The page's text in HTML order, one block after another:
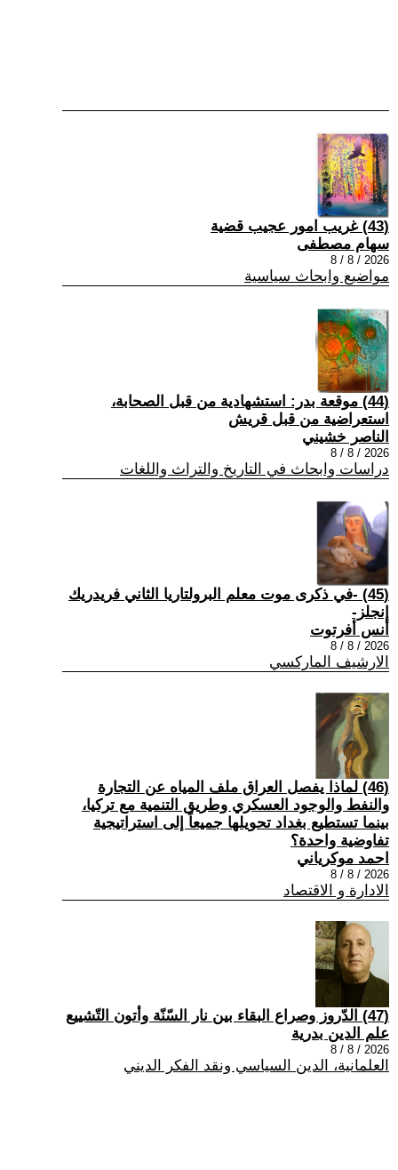
(43) غريب امور عجيب قضية
سهام مصطفى
2026 / 8 / 8
مواضيع وابحاث سياسية
(44) موقعة بدر: استشهادية من قبل الصحابة،
استعراضية من قبل قريش
الناصر خشيني
2026 / 8 / 8
دراسات وابحاث في التاريخ والتراث واللغات
(45) -في ذكرى موت معلم البرولتاريا الثاني فريدريك
إنجلز-
أنس أفرتوت
2026 / 8 / 8
الارشيف الماركسي
(46) لماذا يفصل العراق ملف المياه عن التجارة
والنفط والوجود العسكري وطريق التنمية مع تركيا،
بينما تستطيع بغداد تحويلها جميعاً إلى استراتيجية
تفاوضية واحدة؟
احمد موكرياني
2026 / 8 / 8
الادارة و الاقتصاد
(47) الدّروز وصراع البقاء بين نار السّنّة وأتون التّشييع
علم الدين بدرية
2026 / 8 / 8
العلمانية، الدين السياسي ونقد الفكر الديني